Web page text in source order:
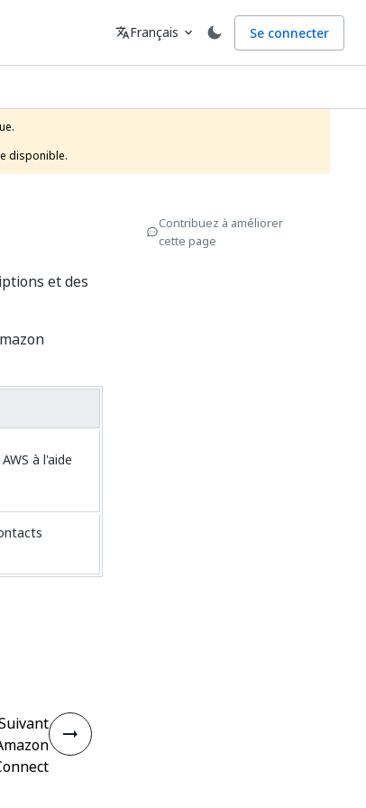
Langue
translateFrançais expand_more Se connecter
disponible.
et des
à l'aide
Contribuez à améliorer
cette page